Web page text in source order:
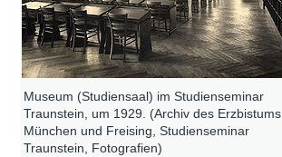
Museum (Studiensaal) im Studienseminar
Traunstein, um 1929. (Archiv des Erzbistums
München und Freising, Studienseminar
Traunstein, Fotografien)